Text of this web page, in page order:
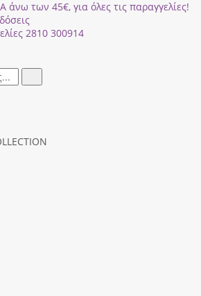
των 45€, για όλες τις παραγγελίες!
2810 300914